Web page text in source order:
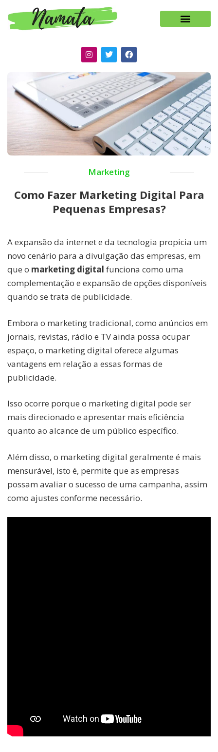
Marketing
Como Fazer Marketing Digital Para
Pequenas Empresas?
A expansão da internet e da tecnologia propicia um
novo cenário para a divulgação das empresas, em
que o marketing digital funciona como uma
complementação e expansão de opções disponíveis
quando se trata de publicidade.
Embora o marketing tradicional, como anúncios em
jornais, revistas, rádio e TV ainda possa ocupar
espaço, o marketing digital oferece algumas
vantagens em relação a essas formas de
publicidade.
Isso ocorre porque o marketing digital pode ser
mais direcionado e apresentar mais eficiência
quanto ao alcance de um público específico.
Além disso, o marketing digital geralmente é mais
mensurável, isto é, permite que as empresas
possam avaliar o sucesso de uma campanha, assim
como ajustes conforme necessário.